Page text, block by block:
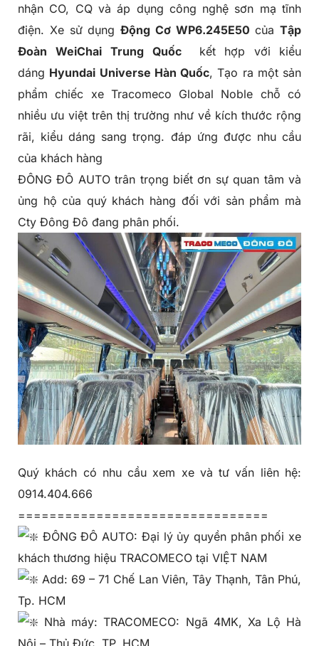
nhận CO, CQ và áp dụng công nghệ sơn mạ tĩnh
điện. Xe sử dụng Động Cơ WP6.245E50 của Tập
Đoàn WeiChai
Trung Quốckết hợp với kiểu
dáng Hyundai Universe Hàn Quốc, Tạo ra một sản
phẩm chiếc xe Tracomeco Global Noble chỗ có
nhiều ưu việt trên thị trường như về kích thước rộng
rãi, kiểu dáng sang trọng. đáp ứng được nhu cầu
của khách hàng
ĐÔNG ĐÔ AUTO trân trọng biết ơn sự quan tâm và
ủng hộ của quý khách hàng đối với sản phẩm mà
Cty Đông Đô đang phân phối.
Quý khách có nhu cầu xem xe và tư vấn liên hệ:
0914.404.666
================================
ĐÔNG ĐÔ AUTO: Đại lý ủy quyền phân phối xe
khách thương hiệu TRACOMECO tại VIỆT NAM
Add: 69 – 71 Chế Lan Viên, Tây Thạnh, Tân Phú,
Tp. HCM
Nhà máy: TRACOMECO: Ngã 4MK, Xa Lộ Hà
Nội – Thủ Đức, TP. HCM